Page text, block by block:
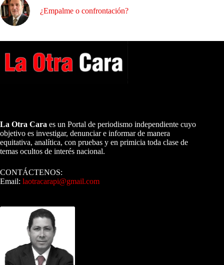
¿Empalme o confrontación?
La Otra Cara es un Portal de periodismo independiente cuyo
objetivo es investigar, denunciar e informar de manera
equitativa, analítica, con pruebas y en primicia toda clase de
temas ocultos de interés nacional.
CONTÁCTENOS:
Email: laotracarapi@gmail.com